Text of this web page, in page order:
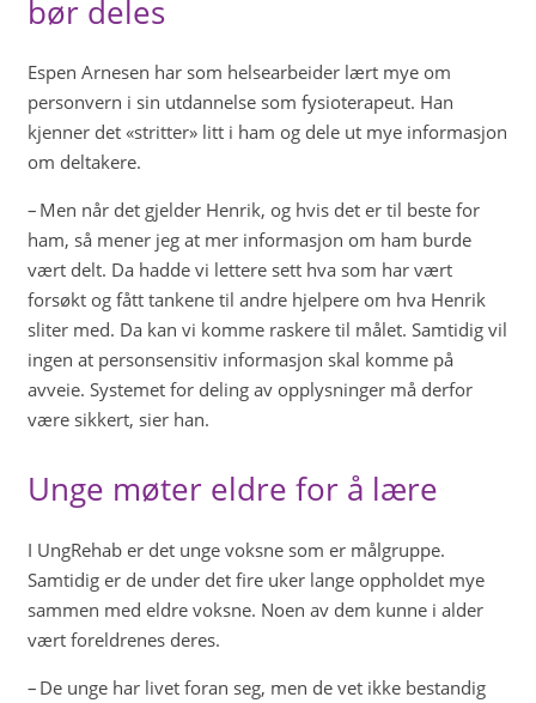
bør deles
Espen Arnesen har som helsearbeider lært mye om
personvern i sin utdannelse som fysioterapeut. Han
kjenner det «stritter» litt i ham og dele ut mye informasjon
om deltakere.
– Men når det gjelder Henrik, og hvis det er til beste for
ham, så mener jeg at mer informasjon om ham burde
vært delt. Da hadde vi lettere sett hva som har vært
forsøkt og fått tankene til andre hjelpere om hva Henrik
sliter med. Da kan vi komme raskere til målet. Samtidig vil
ingen at personsensitiv informasjon skal komme på
avveie. Systemet for deling av opplysninger må derfor
være sikkert, sier han.
Unge møter eldre for å lære
I UngRehab er det unge voksne som er målgruppe.
Samtidig er de under det fire uker lange oppholdet mye
sammen med eldre voksne. Noen av dem kunne i alder
vært foreldrenes deres.
– De unge har livet foran seg, men de vet ikke bestandig